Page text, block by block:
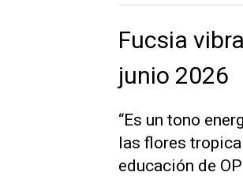
Fucsia
junio 2026
“Es un tono
las flores
educación de